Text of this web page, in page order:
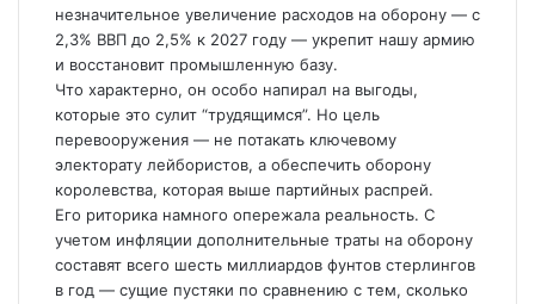
незначительное увеличение расходов на оборону — с
2,3% ВВП до 2,5% к 2027 году — укрепит нашу армию
и восстановит промышленную базу.
Что характерно, он особо напирал на выгоды,
которые это сулит “трудящимся”. Но цель
перевооружения — не потакать ключевому
электорату лейбористов, а обеспечить оборону
королевства, которая выше партийных распрей.
Его риторика намного опережала реальность. С
учетом инфляции дополнительные траты на оборону
составят всего шесть миллиардов фунтов стерлингов
в год — сущие пустяки по сравнению с тем, сколько